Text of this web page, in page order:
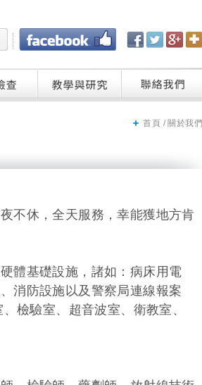
首頁 / 關於我們
不休，全天服務，幸能獲地方肯
體基礎設施，諸如：病床用電
消防設施以及警察局連線報案
檢驗室、超音波室、衛教室、